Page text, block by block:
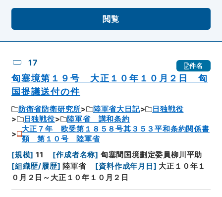
閲覧
17 件名
匈塞境第１９号 大正１０年１０月２日 匈
国提議送付の件
防衛省防衛研究所 陸軍省大日記
日独戦役
日独戦役
陸軍省 講和条約
大正７年 欧受第１８５８号其３５３平和条約関係書
類 第１０号 陸軍省
[規模] 11 [作成者名称] 匈塞間国境劃定委員柳川平助
[組織歴/履歴] 陸軍省 [資料作成年月日 ] 大正１０年１
０月２日～大正１０年１０月２日